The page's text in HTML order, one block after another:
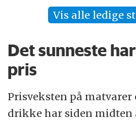
Vis alle ledige
Det sunneste
pris
Prisveksten på
drikke har siden midten